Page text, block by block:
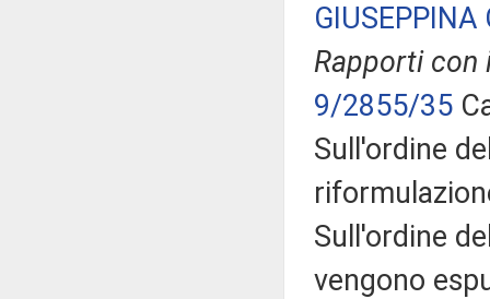
GIUSEPPINA
Rapporti con
9/2855/35
Sull'ordine
Sull'ordine
vengono